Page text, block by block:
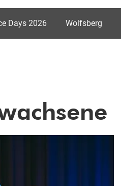
Days 2026 Wolfsberg